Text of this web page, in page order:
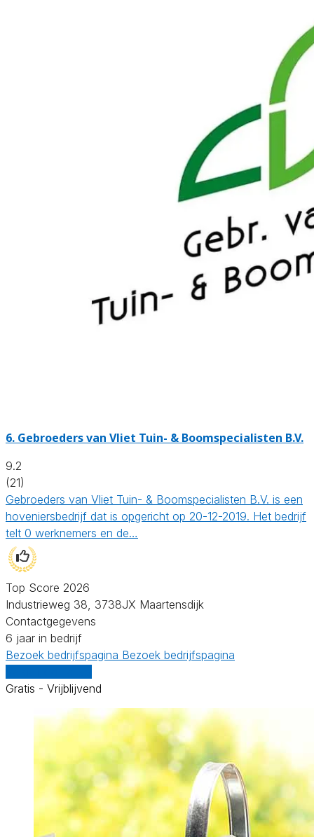
6. Gebroeders van Vliet Tuin- & Boomspecialisten B.V.
9.2
(21)
Gebroeders van Vliet Tuin- & Boomspecialisten B.V. is een
hoveniersbedrijf dat is opgericht op 20-12-2019. Het bedrijf
telt 0 werknemers en de…
Top Score 2026
Industrieweg 38, 3738JX Maartensdijk
Contactgegevens
6 jaar in bedrijf
Bezoek bedrijfspagina Bezoek bedrijfspagina
Gratis - Vrijblijvend